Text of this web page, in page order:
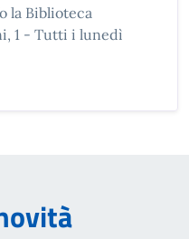
la Biblioteca
1 - Tutti i lunedì